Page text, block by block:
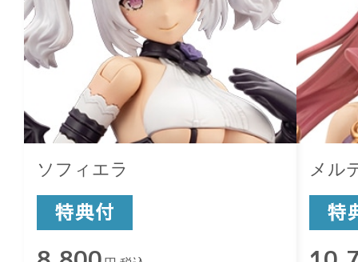
ソフィエラ メル